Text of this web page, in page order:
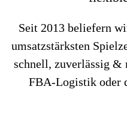
Seit 2013 beliefern
umsatzstärksten
schnell, zuverlässig &
FBA-Logistik oder